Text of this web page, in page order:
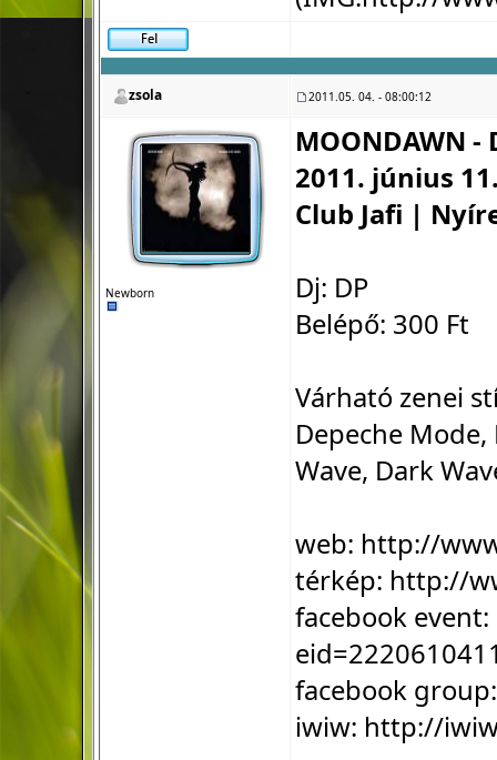
zsola 2011.05. 04. - 08:00:12
Newborn
MOONDAWN -
2011. június
Club Jafi |
Dj: DP
Belépő: 300 Ft
Várható zenei
Depeche Mode,
Wave, Dark
web: http://
térkép: http://
facebook event:
facebook
iwiw: http://